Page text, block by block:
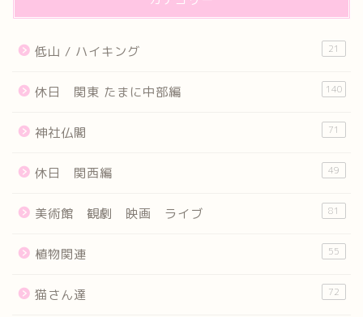
低山 / ハイキング 21
休日 関東 たまに中部編 140
神社仏閣 71
休日 関西編 49
美術館 観劇 映画 ライブ 81
植物関連 55
猫さん達 72